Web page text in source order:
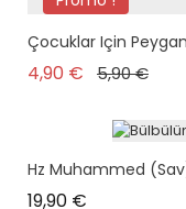
plus en stock
Çocuklar Için
4,90 € Prix de base
5,90 €Prix
Hz Muhammed
19,90 €